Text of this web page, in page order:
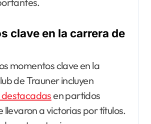
clave en la carrera de
momentos clave en la
de Trauner incluyen
en partidos
llevaron a victorias por títulos.